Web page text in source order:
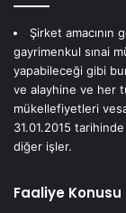
Şirket amacının
gayrimenkul sınai
yapabileceği gibi
ve alayhine ve her
mükellefiyetleri
31.01.2015
diğer işler.
Faaliye Konusu